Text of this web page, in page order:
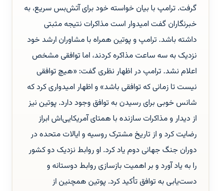
گرفت. ترامپ با بیان خواسته خود برای آتش‌بس سریع، به
خبرنگاران گفت امیدوار است مذاکرات نتیجه مثبتی
داشته باشد. ترامپ و پوتین همراه با مشاوران ارشد خود
نزدیک به سه ساعت مذاکره کردند، اما توافقی مشخص
اعلام نشد. ترامپ در اظهار نظری گفت: «هیچ توافقی
نیست تا زمانی که توافقی باشد» و اظهار امیدواری کرد که
شانس خوبی برای رسیدن به توافق وجود دارد. پوتین نیز
از دیدار و مذاکرات سازنده با همتای آمریکایی‌اش ابراز
رضایت کرد و از تاریخ مشترک روسیه و ایالات متحده در
دوران جنگ جهانی دوم یاد کرد. او روابط نزدیک دو کشور
را به یاد آورد و بر اهمیت بازسازی روابط دوستانه و
دست‌یابی به توافق تأکید کرد. پوتین همچنین از